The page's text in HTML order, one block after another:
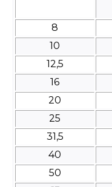
8
10
12,5
16
20
25
31,5
40
50